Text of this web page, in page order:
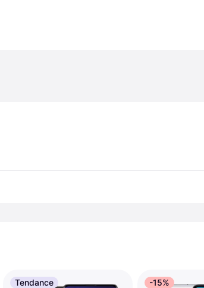
Tendance -15%